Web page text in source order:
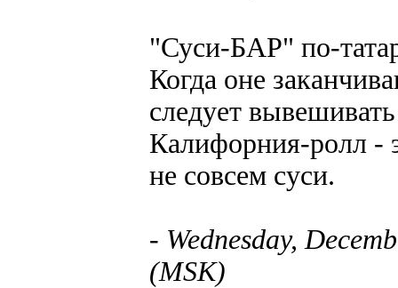
"Суси-БАР" по-
Когда оне
следует
Калифорния-ролл -
не совсем суси.
- Wednesday,
(MSK)